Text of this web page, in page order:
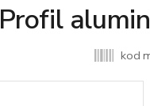
Profil
kod